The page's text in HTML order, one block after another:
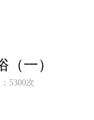
一）
5300次